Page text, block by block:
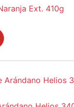
Ext. 410g